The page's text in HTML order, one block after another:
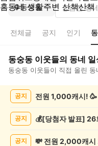
홈동네 생활주변 산책산책
동숭동
전체글 공지 인기
동숭동 이웃들의 동네 일
동숭동 이웃들이 직접 올린 동
공지 전원 1,000캐시!
공지
공지